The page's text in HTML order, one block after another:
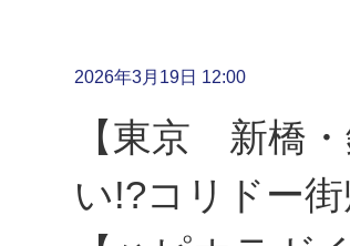
2026年3月19日 12:00
【東京 新橋
い!?コリドー